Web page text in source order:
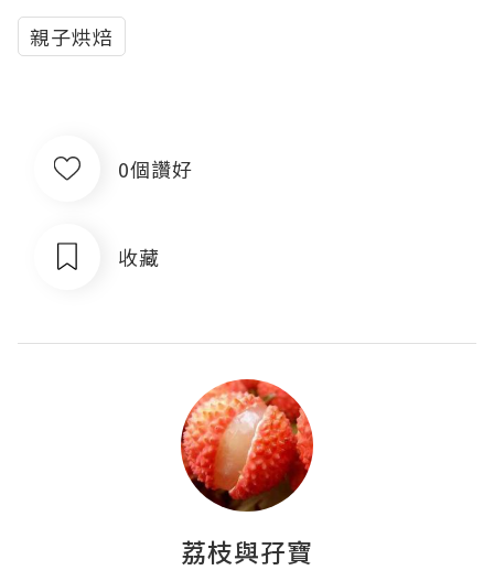
親子烘焙
0個讚好
收藏
荔枝與孖寶